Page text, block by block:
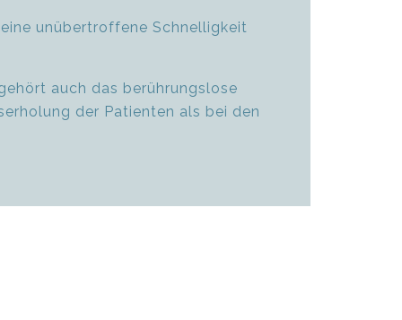
unübertroffene Schnelligkeit
auch das berührungslose
der Patienten als bei den